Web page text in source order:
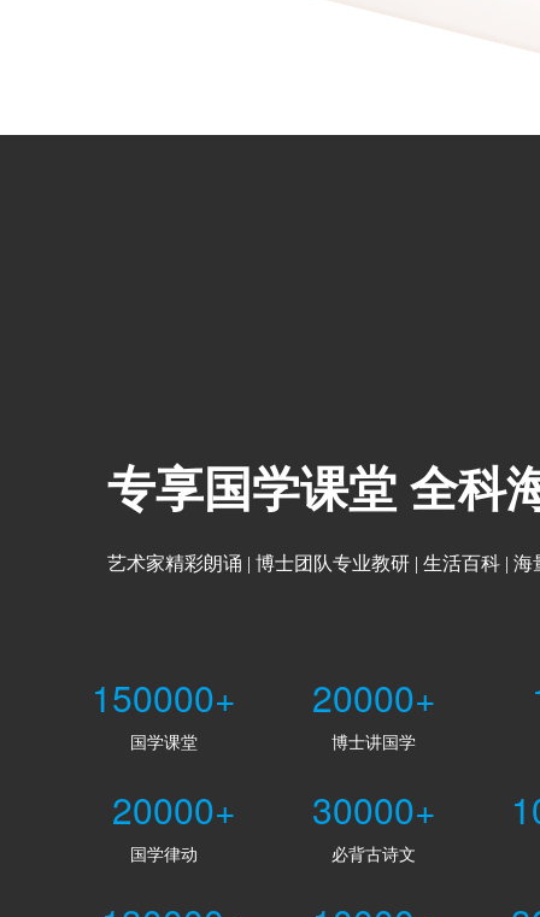
专享国学课堂 全科
艺术家精彩朗诵 | 博士团队专业教研 | 生活百科 | 海
150000+
国学课堂
20000+
博士讲国学
20000+
国学律动
30000+
必背古诗文